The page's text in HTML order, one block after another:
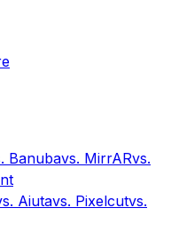
Banubavs. MirrARvs.
Aiutavs. Pixelcutvs.